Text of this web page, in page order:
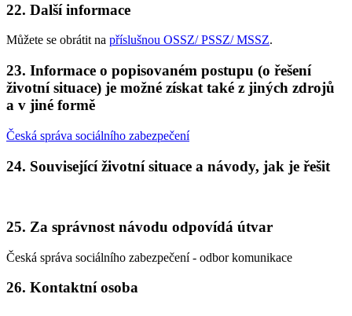
22. Další informace
Můžete se obrátit na příslušnou OSSZ/ PSSZ/ MSSZ.
23. Informace o popisovaném postupu (o řešení
životní situace) je možné získat také z jiných zdrojů
a v jiné formě
Česká správa sociálního zabezpečení
24. Související životní situace a návody, jak je řešit
25. Za správnost návodu odpovídá útvar
Česká správa sociálního zabezpečení - odbor komunikace
26. Kontaktní osoba